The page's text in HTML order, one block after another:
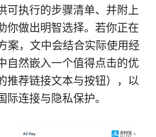
可执行的步骤清单、并附上
你做出明智选择。若你正在
案，文中会结合实际使用经
自然嵌入一个值得点击的优
推荐链接文本与按钮），以
连接与隐私保护。